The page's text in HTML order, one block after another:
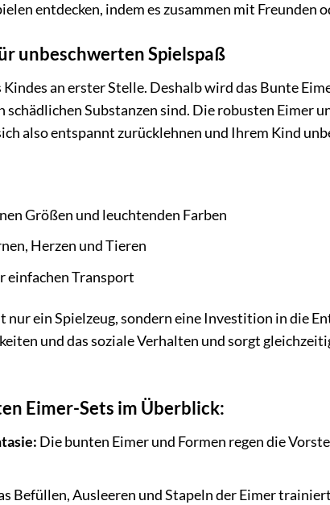
entdecken, indem es zusammen mit Freunden
unbeschwerten Spielspaß
Kindes an erster Stelle. Deshalb wird das Bunte
Substanzen sind. Die robusten Eimer
also entspannt zurücklehnen und Ihrem Kind
Größen und leuchtenden Farben
Herzen und Tieren
einfachen Transport
nur ein Spielzeug, sondern eine Investition in die
und das soziale Verhalten und sorgt
Eimer-Sets im Überblick:
Die bunten Eimer und Formen regen die
Befüllen, Ausleeren und Stapeln der Eimer